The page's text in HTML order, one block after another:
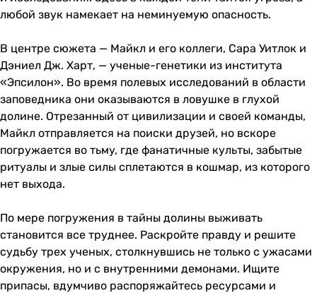
любой звук намекает на неминуемую опасность.
В центре сюжета — Майкл и его коллеги, Сара Уитлок и
Дэниел Дж. Харт, — ученые-генетики из института
«Эпсилон». Во время полевых исследований в области
заповедника они оказываются в ловушке в глухой
долине. Отрезанный от цивилизации и своей команды,
Майкл отправляется на поиски друзей, но вскоре
погружается во тьму, где фанатичные культы, забытые
ритуалы и злые силы сплетаются в кошмар, из которого
нет выхода.
По мере погружения в тайны долины выживать
становится все труднее. Раскройте правду и решите
судьбу трех ученых, столкнувшись не только с ужасами
окружения, но и с внутренними демонами. Ищите
припасы, вдумчиво распоряжайтесь ресурсами и